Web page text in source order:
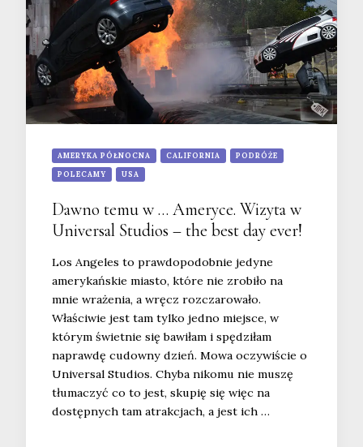
AMERYKA PÓŁNOCNA CALIFORNIA PODRÓŻE
POLECAMY USA
Dawno temu w … Ameryce. Wizyta w
Universal Studios – the best day ever!
Los Angeles to prawdopodobnie jedyne
amerykańskie miasto, które nie zrobiło na
mnie wrażenia, a wręcz rozczarowało.
Właściwie jest tam tylko jedno miejsce, w
którym świetnie się bawiłam i spędziłam
naprawdę cudowny dzień. Mowa oczywiście o
Universal Studios. Chyba nikomu nie muszę
tłumaczyć co to jest, skupię się więc na
dostępnych tam atrakcjach, a jest ich …